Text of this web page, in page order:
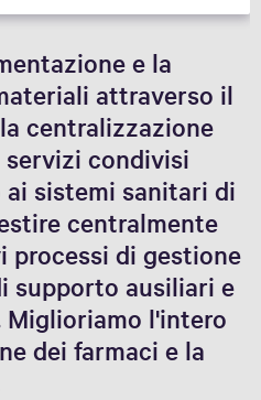
e la
attraverso il
centralizzazione
condivisi
sistemi sanitari di
centralmente
di gestione
supporto ausiliari e
Miglioriamo l'intero
dei farmaci e la